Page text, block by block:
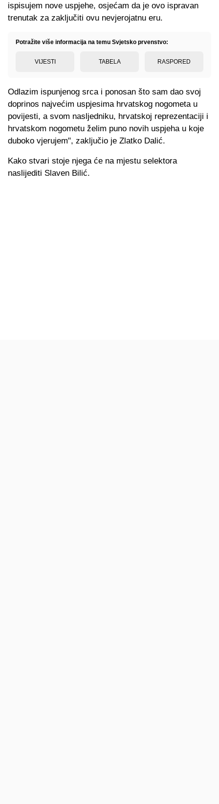
ispisujem nove uspjehe, osjećam da je ovo ispravan
trenutak za zaključiti ovu nevjerojatnu eru.
Potražite više informacija na temu Svjetsko prvenstvo:
VIJESTI TABELA RASPORED
Odlazim ispunjenog srca i ponosan što sam dao svoj
doprinos najvećim uspjesima hrvatskog nogometa u
povijesti, a svom nasljedniku, hrvatskoj reprezentaciji i
hrvatskom nogometu želim puno novih uspjeha u koje
duboko vjerujem", zaključio je Zlatko Dalić.
Kako stvari stoje njega će na mjestu selektora
naslijediti Slaven Bilić.